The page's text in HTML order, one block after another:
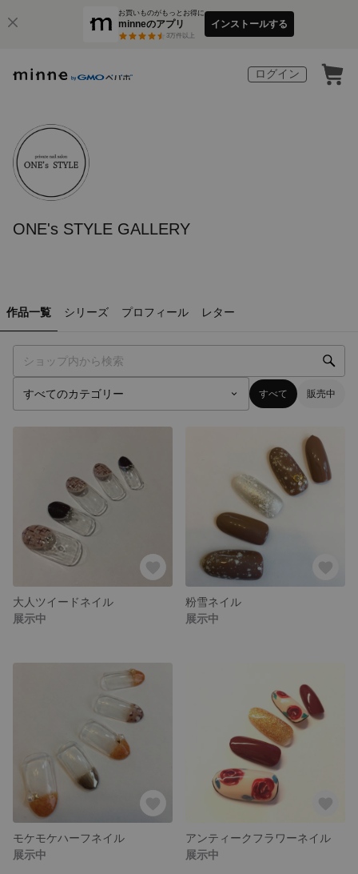
お買いものがもっとお得に
minneのアプリ
3万件以上
インストールする
ログイン
ONE's STYLE GALLERY
作品一覧 シリーズ プロフィール レター
すべて 販売中
大人ツイードネイル
展示中
粉雪ネイル
展示中
モケモケハーフネイル
展示中
アンティークフラワーネイル
展示中